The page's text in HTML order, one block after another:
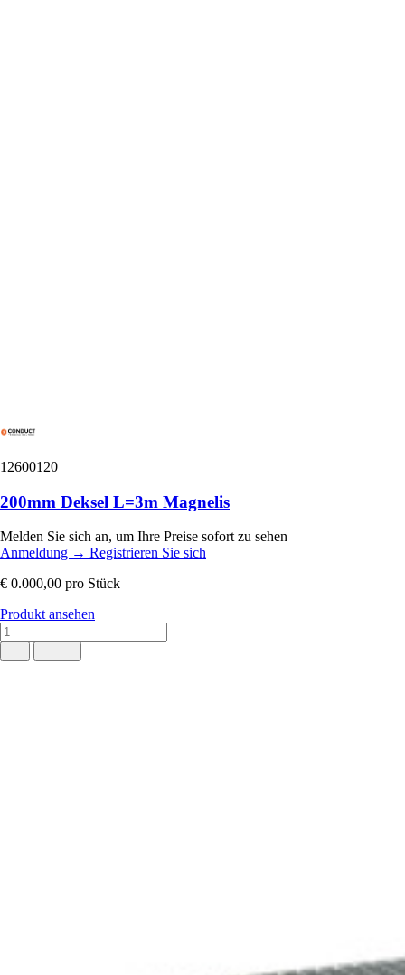
12600120
200mm Deksel L=3m Magnelis
Melden Sie sich an, um Ihre Preise sofort zu sehen
Anmeldung → Registrieren Sie sich
€ 0.000,00 pro Stück
Produkt ansehen